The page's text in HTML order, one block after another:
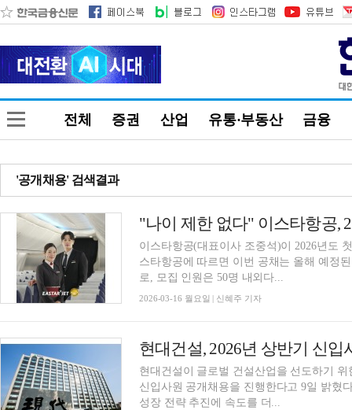
전체 증권 산업 유통·부동산 금융
'공개채용' 검색결과
"나이 제한 없다" 이스타항공,
이스타항공(대표이사 조중석)이 2026년도
스타항공에 따르면 이번 공채는 올해 예정
로, 모집 인원은 50명 내외다...
2026-03-16 월요일 | 신혜주 기자
현대건설, 2026년 상반기 신
현대건설이 글로벌 건설산업을 선도하기
신입사원 공개채용을 진행한다고 9일 밝혔
성장 전략 추진에 속도를 더...